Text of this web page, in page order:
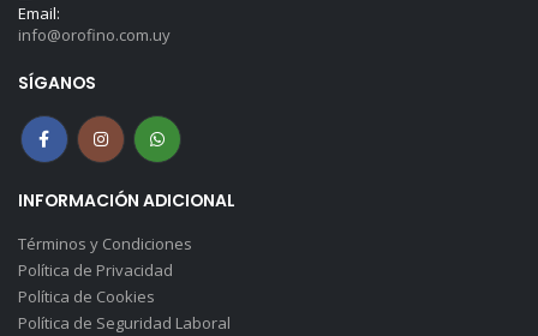
Email:
info@orofino.com.uy
SÍGANOS
INFORMACIÓN ADICIONAL
Términos y Condiciones
Política de Privacidad
Política de Cookies
Política de Seguridad Laboral